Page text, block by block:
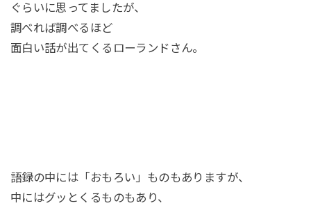
ぐらいに思ってましたが、
調べれば調べるほど
面白い話が出てくるローランドさん。
語録の中には「おもろい」ものもありますが、
中にはグッとくるものもあり、